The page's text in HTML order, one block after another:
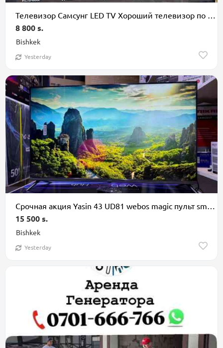
Bishkek
8 800 s.
Yesterday
Срочная акция Yasin 43 UD81 webos magic пульт smart Android Yasin
Bishkek
15 500 s.
Yesterday